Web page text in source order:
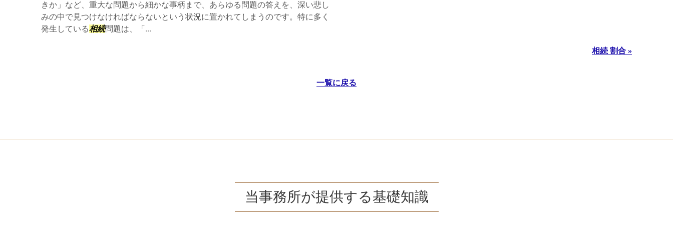
きか」など、重大な問題から細かな事柄まで、あらゆる問題の答えを、深い悲し
みの中で見つけなければならないという状況に置かれてしまうのです。特に多く
発生している相続問題は、「...
相続 割合 »
一覧に戻る
当事務所が提供する基礎知識